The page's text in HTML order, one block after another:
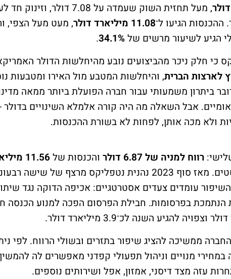
, מעל תחזית השוק שעמדה על 7.08 דולר,
11.08 מיליארד דולר
, מעט מעל הצפי,
הגיע לשיעור מרשים של34.1%
.
כי חלק ניכר מהביצועים נובע מהיחלשות הדולר
, והיחלשות המטבע מול האירו ומטבעות
ביתרון משמעותי עבור חברה הפועלת ביותר ממאה
אבל השאלה מה היה קורה אלמלא השינויים בדולר
ולא מכה אותן, לפחות לא בשורת ההכנסות.
רווח למניה של 6.87 דולר והכנסות של
11.56
, שניהם גבוהים מתחזיות האנליסטים. מאז סוף 2023 נהנית נטפליקס מרצף של
עומדים צעדים אסטרטגיים: אכיפה הדוקה נגד
הנתמכת בפרסומות. חבילת הפרסום הפכה למנוע הכנסה
ממשיכה להציג שיפור בתזרים ובשולי הרווח. לפי
מנויים וניהול תפעולי קפדני מאפשרים לה
עזה מצד דיסני, אמזון, אפל ושירותים נוספים.